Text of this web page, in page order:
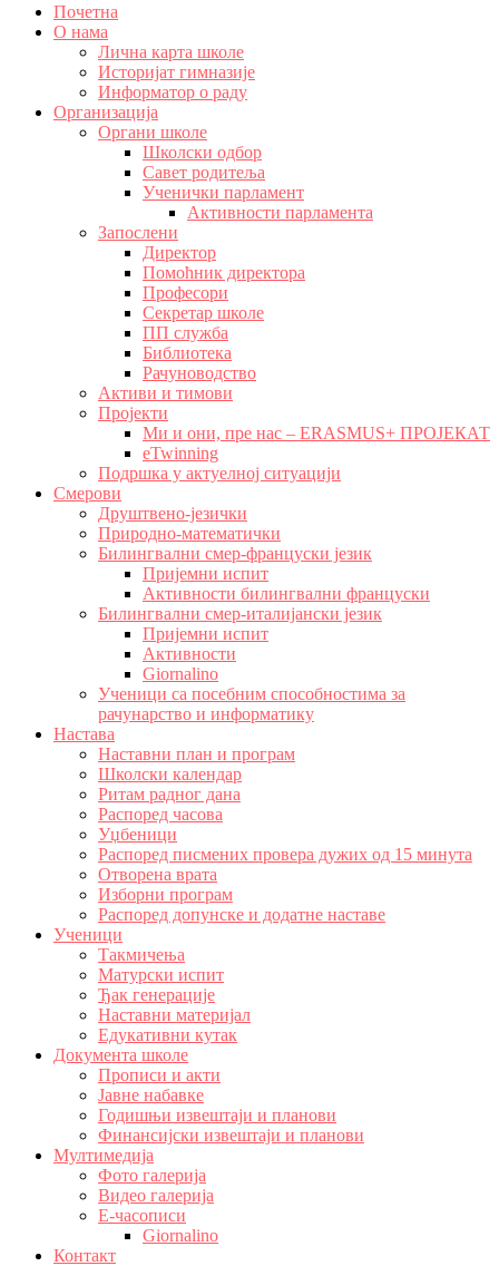
Почетна
О нама
Лична карта школе
Историјат гимназије
Информатор о раду
Организација
Органи школе
Школски одбор
Савет родитеља
Ученички парламент
Активности парламента
Запослени
Директор
Помоћник директора
Професори
Секретар школе
ПП служба
Библиотека
Рачуноводство
Активи и тимови
Пројекти
Ми и они, пре нас – ERASMUS+ ПРОЈЕКАТ
eTwinning
Подршка у актуелној ситуацији
Смерови
Друштвено-језички
Природно-математички
Билингвални смер-француски језик
Пријемни испит
Активности билингвални француски
Билингвални смер-италијански језик
Пријемни испит
Активности
Giornalino
Ученици са посебним способностима за
рачунарство и информатику
Настава
Наставни план и програм
Школски календар
Ритам радног дана
Распоред часова
Уџбеници
Распоред писмених провера дужих од 15 минута
Отворена врата
Изборни програм
Распоред допунске и додатне наставе
Ученици
Такмичења
Матурски испит
Ђак генерације
Наставни материјал
Едукативни кутак
Документа школе
Прописи и акти
Јавне набавке
Годишњи извештаји и планови
Финансијски извештаји и планови
Мултимедија
Фото галерија
Видео галерија
Е-часописи
Giornalino
Контакт